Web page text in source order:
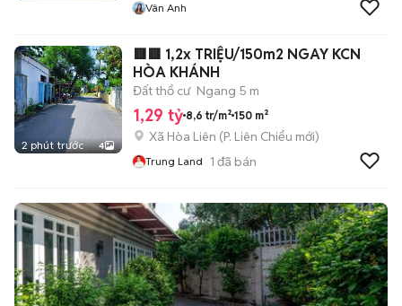
Vân Anh
2 phút trước 4
🟥🟥 1,2x TRIỆU/150m2 NGAY KCN
HÒA KHÁNH
Đất thổ cư Ngang 5 m
1,29 tỷ 8,6 tr/m² 150 m²
Xã Hòa Liên (P. Liên Chiểu mới)
Trung Land 1 đã bán